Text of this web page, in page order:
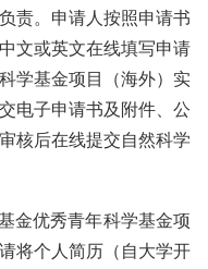
责。申请人按照申请书
文或英文在线填写申请
学基金项目（海外）实
电子申请书及附件、公
核后在线提交自然科学
金优秀青年科学基金项
将个人简历（自大学开